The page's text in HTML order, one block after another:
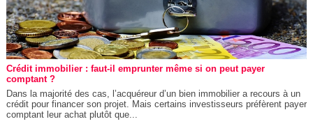
Crédit immobilier : faut-il emprunter même si on peut payer
comptant ?
Dans la majorité des cas, l’acquéreur d’un bien immobilier a recours à un
crédit pour financer son projet. Mais certains investisseurs préfèrent payer
comptant leur achat plutôt que...